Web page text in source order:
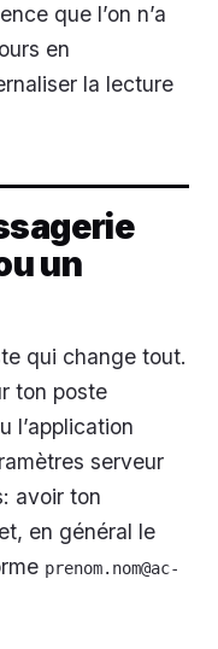
que l’on n’a
en
la lecture
un
qui change tout.
ton poste
l’application
serveur
avoir ton
en général le
prenom.nom@ac-